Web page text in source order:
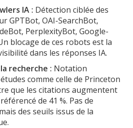
IA : Détection ciblée des
GPTBot, OAI-SearchBot,
PerplexityBot, Google-
blocage de ces robots est la
dans les réponses IA.
recherche : Notation
comme celle de Princeton
que les citations augmentent
de 41 %. Pas de
des seuils issus de la